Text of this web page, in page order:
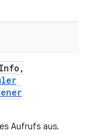
Info ,
Aufrufs aus.